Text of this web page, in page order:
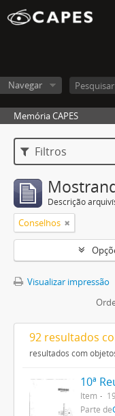
Navegar
Memória CAPES
Filtros
Descrição
Conselhos
Visualizar impressão
92 resultados
resultados com
Item
Parte de